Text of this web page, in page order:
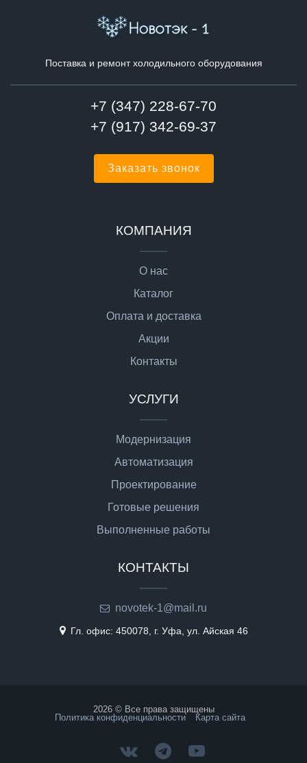
Поставка и ремонт холодильного оборудования
+7 (347) 228-67-70
+7 (917) 342-69-37
Заказать звонок
КОМПАНИЯ
О нас
Каталог
Оплата и доставка
Акции
Контакты
УСЛУГИ
Модернизация
Автоматизация
Проектирование
Готовые решения
Выполненные работы
КОНТАКТЫ
novotek-1@mail.ru
Гл. офис: 450078, г. Уфа, ул. Айская 46
2026 © Все права защищены
Политика конфиденциальности
Карта сайта